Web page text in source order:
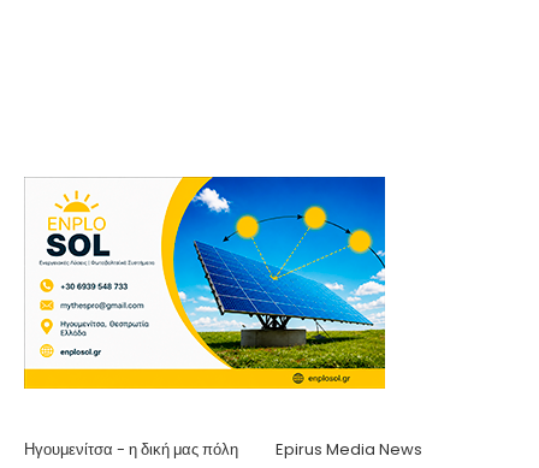
Ηγουμενίτσα - η δική μας πόλη
Epirus Media News